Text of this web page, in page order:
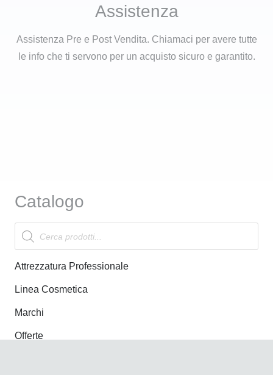
Assistenza
Assistenza Pre e Post Vendita. Chiamaci per avere tutte
le info che ti servono per un acquisto sicuro e garantito.
Catalogo
Products
search
Attrezzatura Professionale
Linea Cosmetica
Marchi
Offerte